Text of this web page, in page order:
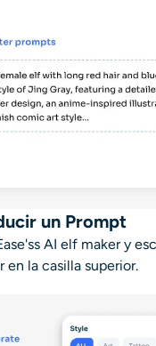
un Prompt
AI elf makery
en la casilla superior.